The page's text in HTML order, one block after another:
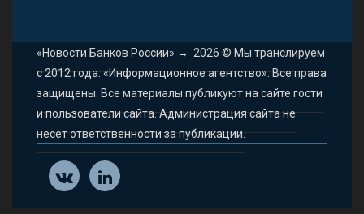
«Новости Банков России» → 2026 © Мы транслируем
с 2012 года. «Информационное агентство». Все права
защищены. Все материалы публикуют на сайте гости
и пользователи сайта. Администрация сайта не
несет ответственности за публикации.